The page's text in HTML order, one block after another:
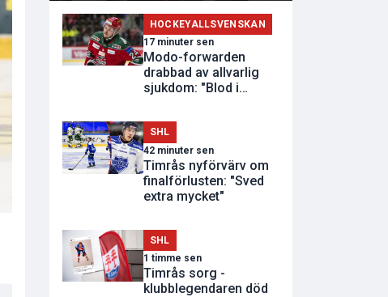
HOCKEYALLSVENSKAN
17 minuter sen
Modo-forwarden
drabbad av allvarlig
sjukdom: "Blod i
SHL
42 minuter sen
Timrås nyförvärv om
finalförlusten: "Sved
extra mycket"
SHL
1 timme sen
Timrås sorg -
klubblegendaren död